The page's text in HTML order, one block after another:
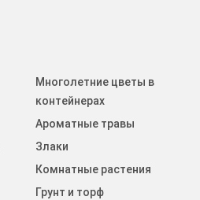
Многолетние цветы в
контейнерах
Ароматные травы
Злаки
Комнатные растения
Грунт и торф